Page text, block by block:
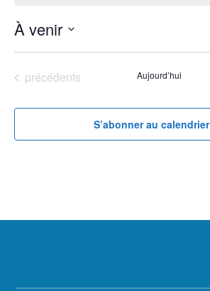
À venir
Sélectionnez
Évènements
précédents Aujourd’hui
S’abonner au calendrier